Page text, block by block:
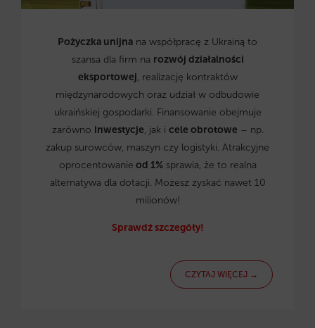
Pożyczka unijna na współpracę z Ukrainą to
szansa dla firm na rozwój działalności
eksportowej, realizację kontraktów
międzynarodowych oraz udział w odbudowie
ukraińskiej gospodarki. Finansowanie obejmuje
zarówno inwestycje, jak i cele obrotowe – np.
zakup surowców, maszyn czy logistyki. Atrakcyjne
oprocentowanie od 1%sprawia, że to realna
alternatywa dla dotacji. Możesz zyskać nawet 10
milionów!
Sprawdź szczegóły!
CZYTAJ WIĘCEJ →